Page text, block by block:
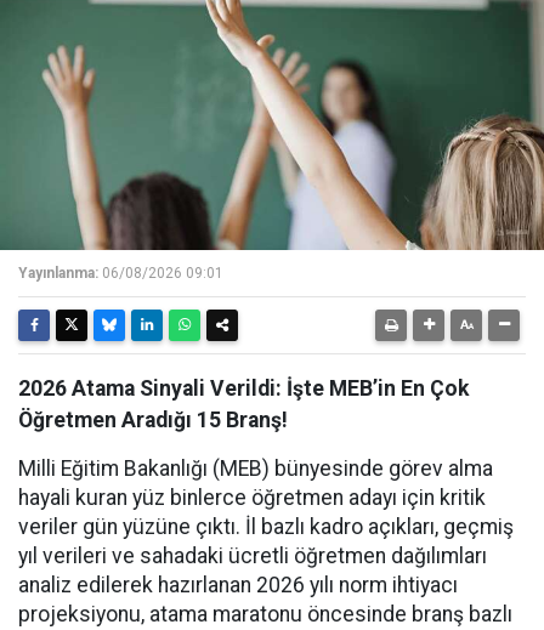
Yayınlanma: 06/08/2026 09:01
2026 Atama Sinyali Verildi: İşte MEB’in En Çok
Öğretmen Aradığı 15 Branş!
Milli Eğitim Bakanlığı (MEB) bünyesinde görev alma
hayali kuran yüz binlerce öğretmen adayı için kritik
veriler gün yüzüne çıktı. İl bazlı kadro açıkları, geçmiş
yıl verileri ve sahadaki ücretli öğretmen dağılımları
analiz edilerek hazırlanan 2026 yılı norm ihtiyacı
projeksiyonu, atama maratonu öncesinde branş bazlı